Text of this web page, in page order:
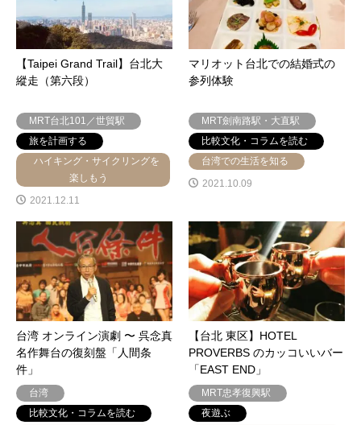
【Taipei Grand Trail】台北大
縱走（第六段）
MRT台北101／世貿駅
旅を計画する
ハイキング・サイクリングを
楽しもう
2021.12.11
マリオット台北での結婚式の
参列体験
MRT劍南路駅・大直駅
比較文化・コラムを読む
台湾での生活を知る
2021.10.09
台湾 オンライン演劇 〜 呉念真
名作舞台の復刻盤「人間条
件」
台湾
比較文化・コラムを読む
【台北 東区】HOTEL
PROVERBS のカッコいいバー
「EAST END」
MRT忠孝復興駅
夜遊ぶ